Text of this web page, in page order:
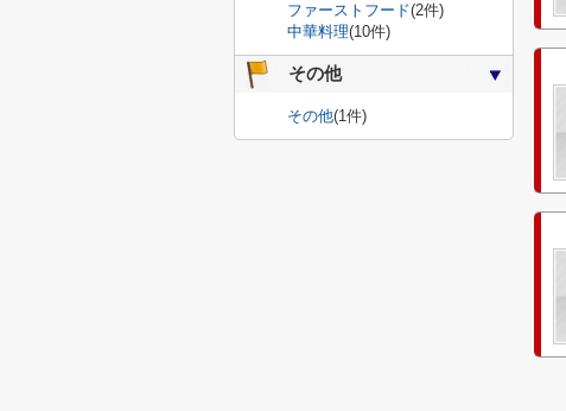
ファーストフード(2件)
中華料理(10件)
その他
その他(1件)